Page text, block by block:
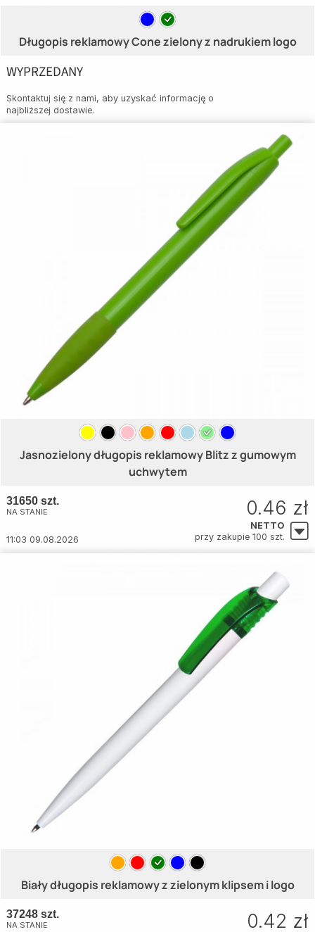
Długopis reklamowy Cone zielony z nadrukiem logo
WYPRZEDANY
Skontaktuj się z nami, aby uzyskać informację o
najbliższej dostawie.
Jasnozielony długopis reklamowy Blitz z gumowym
uchwytem
31650 szt.
NA STANIE
11:03 09.08.2026
0.46 zł
NETTO
przy zakupie 100 szt.
Biały długopis reklamowy z zielonym klipsem i logo
37248 szt.
NA STANIE 0.42 zł